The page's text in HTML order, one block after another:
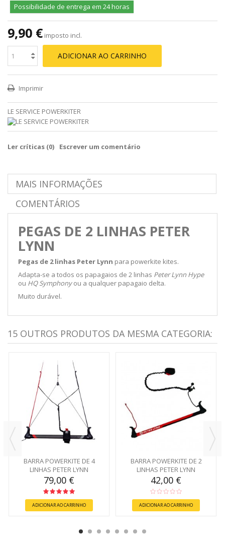
Possibilidade de entrega em 24 horas
9,90 € imposto incl.
ADICIONAR AO CARRINHO
Imprimir
LE SERVICE POWERKITER
Ler críticas (0) Escrever um comentário
MAIS INFORMAÇÕES
COMENTÁRIOS
PEGAS DE 2 LINHAS PETER
LYNN
Pegas de 2 linhas Peter Lynn para powerkite kites.
Adapta-se a todos os papagaios de 2 linhas Peter Lynn Hype
ou HQ Symphonyou a qualquer papagaio delta.
Muito durável.
15 OUTROS PRODUTOS DA MESMA CATEGORIA:
BARRA POWERKITE DE 4
LINHAS PETER LYNN
79,00 €
ADICIONAR AO CARRINHO
BARRA POWERKITE DE 2
LINHAS PETER LYNN
42,00 €
ADICIONAR AO CARRINHO